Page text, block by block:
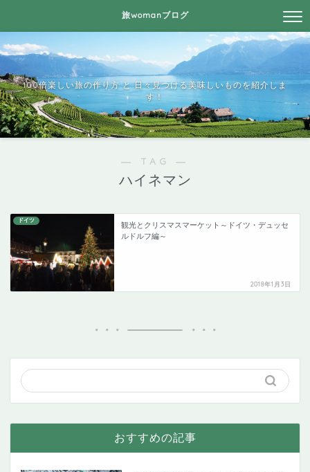
旅womanブログ
100倍楽しい旅の作り方 と 日々見つける美味しいものを紹介しま
す！
― TAG ―
ハイネマン
ドイツ
観光とクリスマスマーケット～ドイツ・デュッセ
ルドルフ編～
2018年1月3日
おすすめの記事